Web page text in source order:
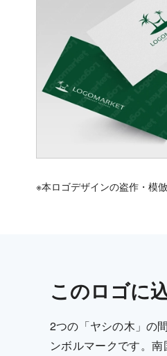
※本ロゴデザインの盗作・模
このロゴに
2つの「ヤシの木」の
ンボルマークです。